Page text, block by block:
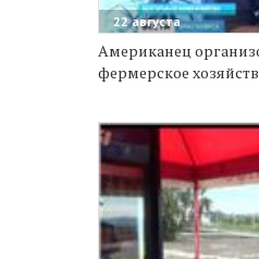
22 августа
Американец
фермерское